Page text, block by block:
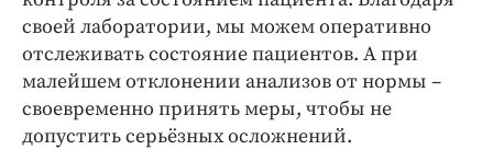
своей лаборатории, мы можем оперативно
отслеживать состояние пациентов. А при
малейшем отклонении анализов от нормы –
своевременно принять меры, чтобы не
допустить серьёзных осложнений.